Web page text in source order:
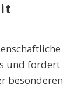
und fordert
besonderen